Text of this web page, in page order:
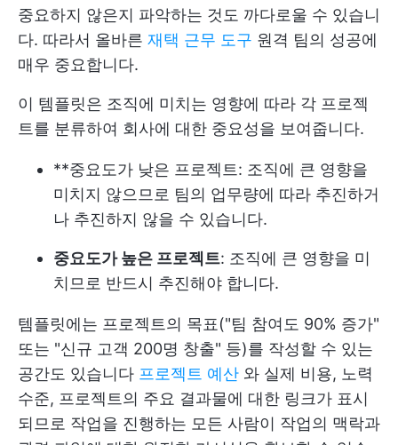
중요하지 않은지 파악하는 것도 까다로울 수 있습니
다. 따라서 올바른 재택 근무 도구 원격 팀의 성공에
매우 중요합니다.
이 템플릿은 조직에 미치는 영향에 따라 각 프로젝
트를 분류하여 회사에 대한 중요성을 보여줍니다.
**중요도가 낮은 프로젝트: 조직에 큰 영향을
미치지 않으므로 팀의 업무량에 따라 추진하거
나 추진하지 않을 수 있습니다.
중요도가 높은 프로젝트: 조직에 큰 영향을 미
치므로 반드시 추진해야 합니다.
템플릿에는 프로젝트의 목표("팀 참여도 90% 증가"
또는 "신규 고객 200명 창출" 등)를 작성할 수 있는
공간도 있습니다 프로젝트 예산 와 실제 비용, 노력
수준, 프로젝트의 주요 결과물에 대한 링크가 표시
되므로 작업을 진행하는 모든 사람이 작업의 맥락과